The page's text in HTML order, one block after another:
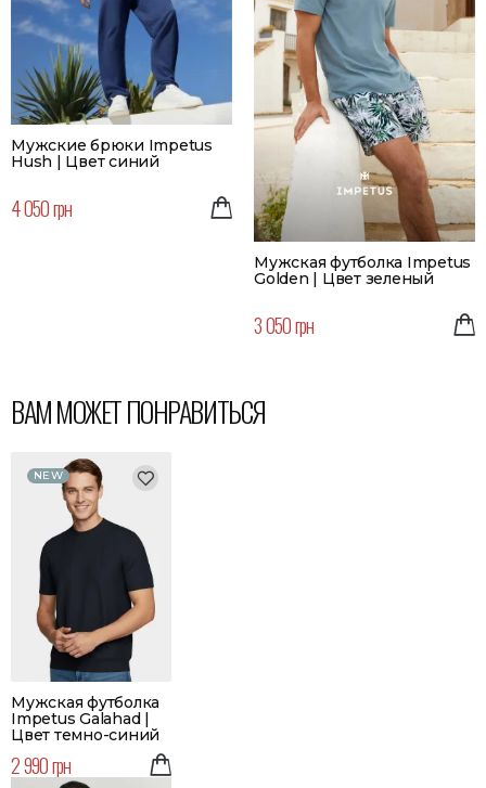
Мужские брюки Impetus
Hush | Цвет синий
4 050 грн
Мужская футболка Impetus
Golden | Цвет зеленый
3 050 грн
ВАМ МОЖЕТ ПОНРАВИТЬСЯ
NEW
Мужская футболка
Impetus Galahad |
Цвет темно-синий
2 990 грн